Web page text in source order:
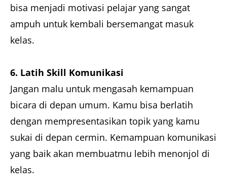
bisa menjadi motivasi pelajar yang sangat
ampuh untuk kembali bersemangat masuk
kelas.
6. Latih Skill Komunikasi
Jangan malu untuk mengasah kemampuan
bicara di depan umum. Kamu bisa berlatih
dengan mempresentasikan topik yang kamu
sukai di depan cermin. Kemampuan komunikasi
yang baik akan membuatmu lebih menonjol di
kelas.